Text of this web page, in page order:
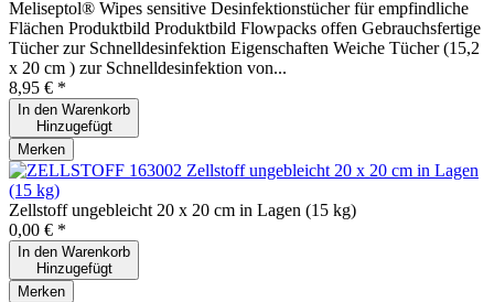
Meliseptol® Wipes sensitive Desinfektionstücher für empfindliche
Flächen Produktbild Produktbild Flowpacks offen Gebrauchsfertige
Tücher zur Schnelldesinfektion Eigenschaften Weiche Tücher (15,2
x 20 cm ) zur Schnelldesinfektion von...
8,95 € *
In den Warenkorb
Hinzugefügt
Merken
Zellstoff ungebleicht 20 x 20 cm in Lagen
(15 kg)
Zellstoff ungebleicht 20 x 20 cm in Lagen (15 kg)
0,00 € *
In den Warenkorb
Hinzugefügt
Merken